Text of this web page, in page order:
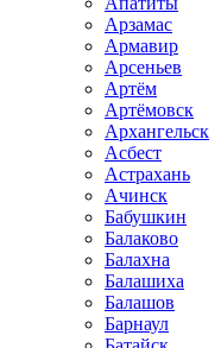
Арзамас
Армавир
Арсеньев
Артём
Артёмовск
Архангельск
Асбест
Астрахань
Ачинск
Бабушкин
Балаково
Балахна
Балашиха
Балашов
Барнаул